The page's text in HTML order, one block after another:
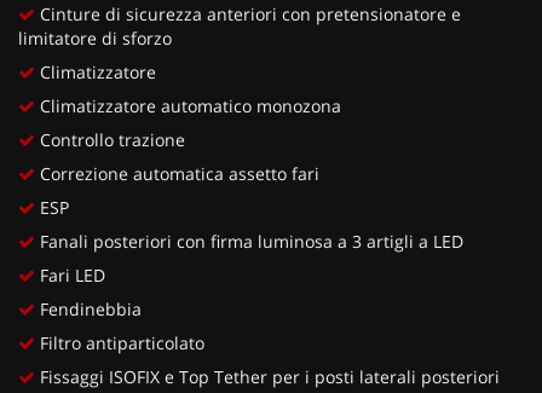
Cinture di sicurezza anteriori con pretensionatore e
limitatore di sforzo
Climatizzatore
Climatizzatore automatico monozona
Controllo trazione
Correzione automatica assetto fari
ESP
Fanali posteriori con firma luminosa a 3 artigli a LED
Fari LED
Fendinebbia
Filtro antiparticolato
Fissaggi ISOFIX e Top Tether per i posti laterali posteriori